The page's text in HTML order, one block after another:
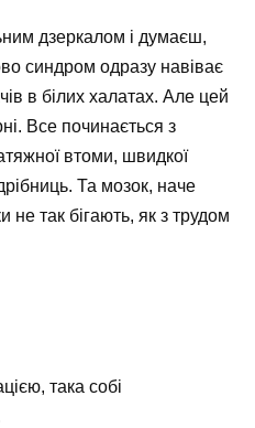
дзеркалом і думаєш,
синдром одразу навіває
в білих халатах. Але цей
Все починається з
втоми, швидкої
Та мозок, наче
так бігають, як з трудом
така собі